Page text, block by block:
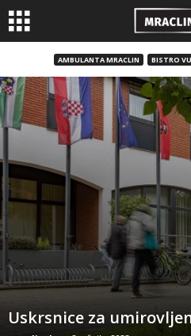
AMBULANTA MRACLIN BISTRO
Uskrsnice za